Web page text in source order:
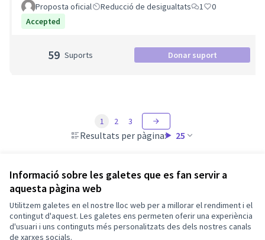
Informació sobre les galetes que es fan servir a
aquesta pàgina web
Utilitzem galetes en el nostre lloc web per a millorar el rendiment i el
contingut d'aquest. Les galetes ens permeten oferir una experiència
d'usuari i uns continguts més personalitzats des dels nostres canals
de xarxes socials.
Proposta oficial Reducció de desigualtats 1
0
Accepted
59 Suports Donar suport
Resultats per pàgina: 25
1 2 3
Termes i condicions d'ús
Configuració de les galetes
Barcelona En Comú a X
(Enllaç extern)
Barcelona En Comú a Facebook
(Enllaç extern)
Barcelona En Comú a Instagram
(Enllaç extern)
Barcelona En Comú a YouTube
(Enllaç extern)
Català